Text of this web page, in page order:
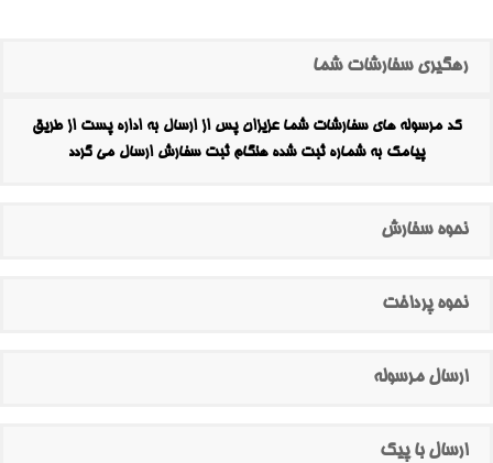
رهگیری سفارشات شما
کد مرسوله های سفارشات شما عزیزان پس از ارسال به اداره پست از طریق
پیامک به شماره ثبت شده هنگام ثبت سفارش ارسال می گردد
نحوه سفارش
نحوه پرداخت
ارسال مرسوله
ارسال با پیک